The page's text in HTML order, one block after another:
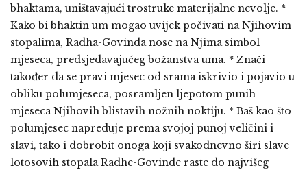
bhaktama, uništavajući trostruke materijalne nevolje. *
Kako bi bhaktin um mogao uvijek počivati na Njihovim
stopalima, Radha-Govinda nose na Njima simbol
mjeseca, predsjedavajućeg božanstva uma. * Znači
također da se pravi mjesec od srama iskrivio i pojavio u
obliku polumjeseca, posramljen ljepotom punih
mjeseca Njihovih blistavih nožnih noktiju. * Baš kao što
polumjesec napreduje prema svojoj punoj veličini i
slavi, tako i dobrobit onoga koji svakodnevno širi slave
lotosovih stopala Radhe-Govinde raste do najvišeg